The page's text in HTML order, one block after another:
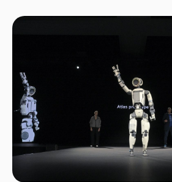
단순히 '미래 성장 산업'이 아니라 생산성과 안전
자리 잡는 흐름이 됐다.1년 만에 벌어진 이 변화는
'무엇을 보여줬는가'에서 '무엇을 반복할 수 있는
점은 로봇의 기계적 완성도보다, AI가 센서 및 제
(공장, 물류센터, 가정)에서 얼마나 안정적으로
있는지가 핵심 평가 기준으로 부상했다는 것이다.
조작, 오류 복구까지 포함한 일련의 작업 흐름을
수행하느냐가 로봇의 가치를 결정한다.이는 휴머
넘어 생산성, 안전성, 노동 구조를 재편하는 운영
의미한다. 로봇의 가치는 더 이상 '기술적 가능성'
신뢰성으로 재정의되고 있다.또 하나의 구조적 변
바뀌었다는 점이다. 로봇은 더 이상 고정된 셀